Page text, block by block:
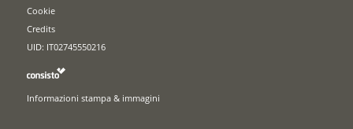
Cookie
Credits
UID: IT02745550216
Informazioni stampa & immagini